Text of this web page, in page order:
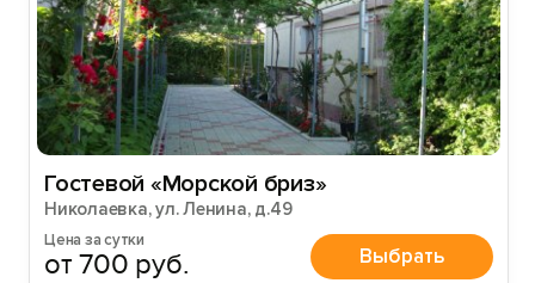
Гостевой «Морской бриз»
Николаевка, ул. Ленина, д.49
Цена за сутки
от 700 руб. Выбрать